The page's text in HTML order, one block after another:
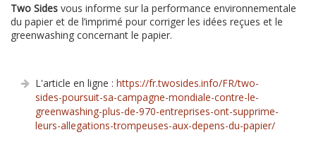
Two Sides vous informe sur la performance environnementale
du papier et de l’imprimé pour corriger les idées reçues et le
greenwashing concernant le papier.
L'article en ligne : https://fr.twosides.info/FR/two-
sides-poursuit-sa-campagne-mondiale-contre-le-
greenwashing-plus-de-970-entreprises-ont-supprime-
leurs-allegations-trompeuses-aux-depens-du-papier/